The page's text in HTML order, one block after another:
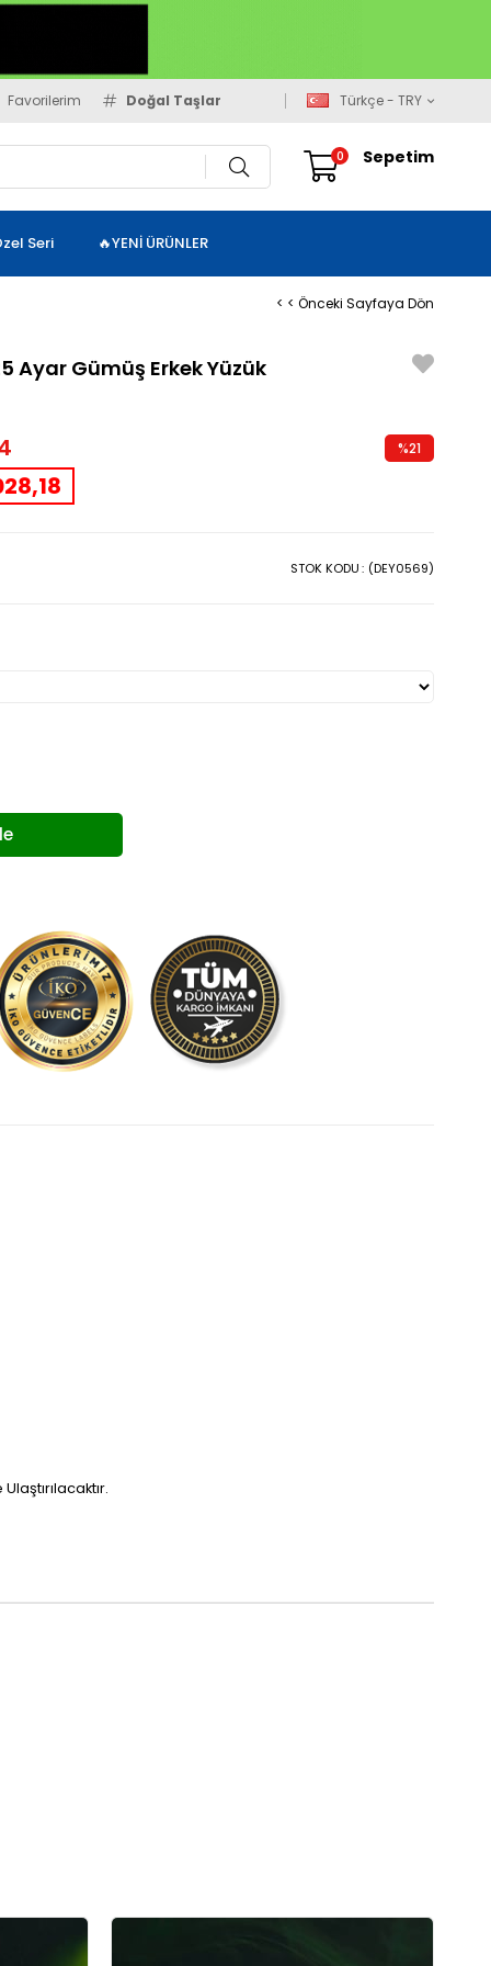
Favorilerim Doğal Taşlar Türkçe - TRY
Sepetim
0
Seri 🔥YENİ ÜRÜNLER
< < Önceki Sayfaya Dön
Ayar Gümüş Erkek Yüzük
%21
STOK KODU (DEY0569)